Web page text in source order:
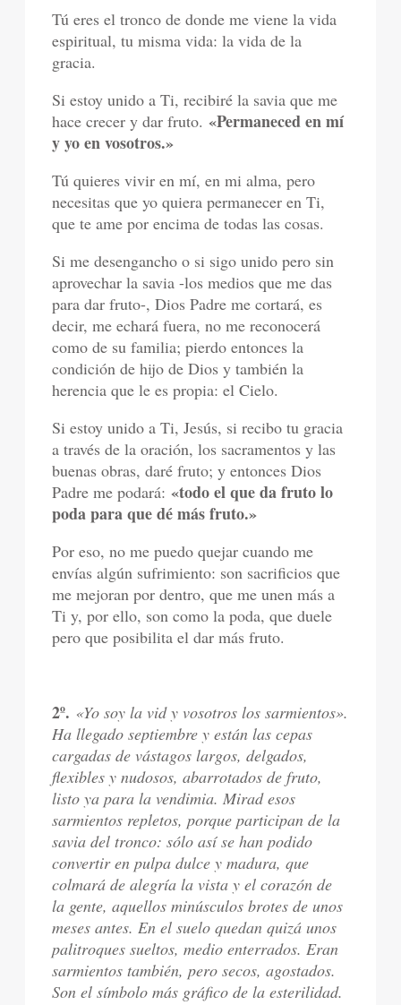
Tú eres el tronco de donde me viene la vida
espiritual, tu misma vida: la vida de la
gracia.
Si estoy unido a Ti, recibiré la savia que me
hace crecer y dar fruto.«Permaneced en mí
y yo en vosotros.»
Tú quieres vivir en mí, en mi alma, pero
necesitas que yo quiera permanecer en Ti,
que te ame por encima de todas las cosas.
Si me desengancho o si sigo unido pero sin
aprovechar la savia -los medios que me das
para dar fruto-, Dios Padre me cortará, es
decir, me echará fuera, no me reconocerá
como de su familia; pierdo entonces la
condición de hijo de Dios y también la
herencia que le es propia: el Cielo.
Si estoy unido a Ti, Jesús, si recibo tu gracia
a través de la oración, los sacramentos y las
buenas obras, daré fruto; y entonces Dios
Padre me podará:«todo el que da fruto lo
poda para que dé más fruto.»
Por eso, no me puedo quejar cuando me
envías algún sufrimiento: son sacrificios que
me mejoran por dentro, que me unen más a
Ti y, por ello, son como la poda, que duele
pero que posibilita el dar más fruto.
2º. «Yo soy la vid y vosotros los sarmientos».
Ha llegado septiembre y están las cepas
cargadas de vástagos largos, delgados,
flexibles y nudosos, abarrotados de fruto,
listo ya para la vendimia. Mirad esos
sarmientos repletos, porque participan de la
savia del tronco: sólo así se han podido
convertir en pulpa dulce y madura, que
colmará de alegría la vista y el corazón de
la gente, aquellos minúsculos brotes de unos
meses antes. En el suelo quedan quizá unos
palitroques sueltos, medio enterrados. Eran
sarmientos también, pero secos, agostados.
Son el símbolo más gráfico de la esterilidad.